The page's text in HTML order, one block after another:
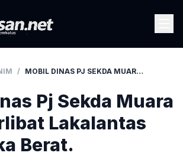
/ MOBIL DINAS PJ SEKDA MUARA ENIM TERLIBAT LAKALANTAS SATU LUKA BERAT.
Pj Sekda Muara
Lakalantas
Berat.